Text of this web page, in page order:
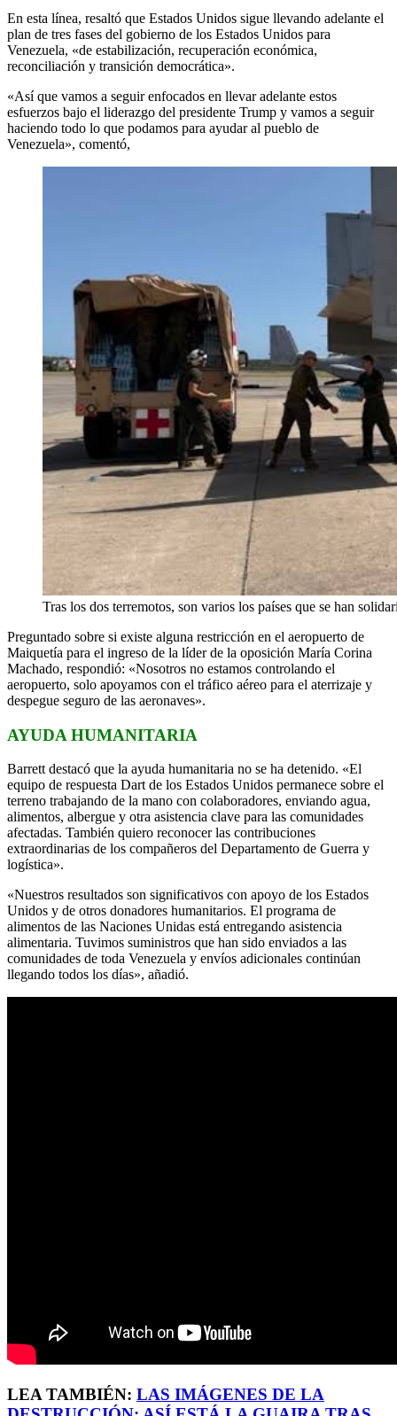
En esta línea, resaltó que Estados Unidos sigue llevando adelante el
plan de tres fases del gobierno de los Estados Unidos para
Venezuela, «de estabilización, recuperación económica,
reconciliación y transición democrática».
«Así que vamos a seguir enfocados en llevar adelante estos
esfuerzos bajo el liderazgo del presidente Trump y vamos a seguir
haciendo todo lo que podamos para ayudar al pueblo de
Venezuela», comentó,
Tras los dos terremotos, son varios los países que se han
Preguntado sobre si existe alguna restricción en el aeropuerto de
Maiquetía para el ingreso de la líder de la oposición María Corina
Machado, respondió: «Nosotros no estamos controlando el
aeropuerto, solo apoyamos con el tráfico aéreo para el aterrizaje y
despegue seguro de las aeronaves».
AYUDA HUMANITARIA
Barrett destacó que la ayuda humanitaria no se ha detenido. «El
equipo de respuesta Dart de los Estados Unidos permanece sobre el
terreno trabajando de la mano con colaboradores, enviando agua,
alimentos, albergue y otra asistencia clave para las comunidades
afectadas. También quiero reconocer las contribuciones
extraordinarias de los compañeros del Departamento de Guerra y
logística».
«Nuestros resultados son significativos con apoyo de los Estados
Unidos y de otros donadores humanitarios. El programa de
alimentos de las Naciones Unidas está entregando asistencia
alimentaria. Tuvimos suministros que han sido enviados a las
comunidades de toda Venezuela y envíos adicionales continúan
llegando todos los días», añadió.
LEA TAMBIÉN: LAS IMÁGENES DE LA